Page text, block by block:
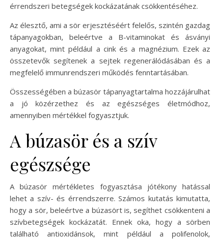
érrendszeri betegségek kockázatának csökkentéséhez.
Az élesztő, ami a sör erjesztéséért felelős, szintén gazdag
tápanyagokban, beleértve a B-vitaminokat és ásványi
anyagokat, mint például a cink és a magnézium. Ezek az
összetevők segítenek a sejtek regenerálódásában és a
megfelelő immunrendszeri működés fenntartásában.
Összességében a búzasör tápanyagtartalma hozzájárulhat
a jó közérzethez és az egészséges életmódhoz,
amennyiben mértékkel fogyasztjuk.
A búzasör és a szív
egészsége
A búzasör mértékletes fogyasztása jótékony hatással
lehet a szív- és érrendszerre. Számos kutatás kimutatta,
hogy a sör, beleértve a búzasört is, segíthet csökkenteni a
szívbetegségek kockázatát. Ennek oka, hogy a sörben
található antioxidánsok, mint például a polifenolok,